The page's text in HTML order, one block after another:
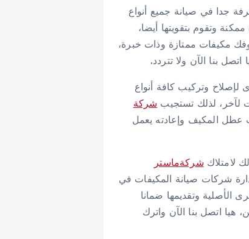
جدا في صيانة جميع أنواع
وتقوم بتقويتها أيضا،
مكيفات ممتازة وذات خبرة،
بنا الآن ولا تتردد.
وتركيب كافة أنواع
لآخر، لذلك تستجيب شركة
المكيف وإعادته يعمل
لامتلاك شركةماستر
10 سنوات مما جعلها في صدارة شركات صيانة المكيفات في
الأصلية وتقديمها ضمانا
هيا اتصل بنا الآن واترك